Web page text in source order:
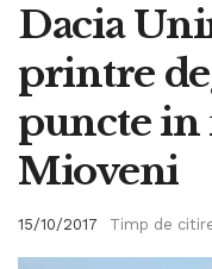
Dacia
printre
puncte in
Mioveni
15/10/2017 Timp de